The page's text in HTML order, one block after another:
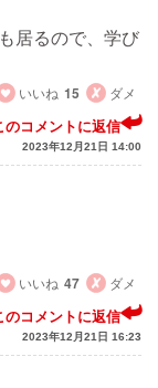
居るので、学び
いいね 15 ダメ
のコメントに返信
2023年12月21日 14:00
いいね 47 ダメ
のコメントに返信
2023年12月21日 16:23